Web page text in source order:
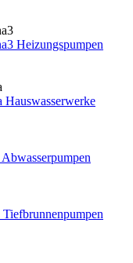
Heizungspumpen
Hauswasserwerke
Abwasserpumpen
Tiefbrunnenpumpen